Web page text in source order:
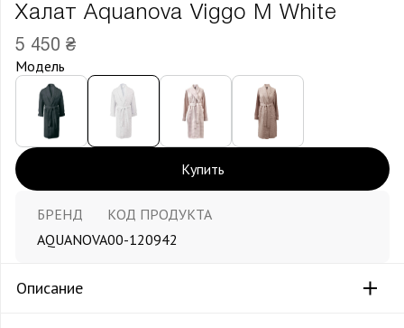
Халат Aquanova Viggo M White
5 450 ₴
Модель
Купить
БРЕНД
AQUANOVA
КОД ПРОДУКТА
00-120942
Описание